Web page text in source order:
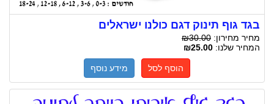
בגד גוף תינוק דגם כולנו ישראלים
מחיר מחירון: ₪30.00
המחיר שלנו: ₪25.00
הוסף לסל מידע נוסף